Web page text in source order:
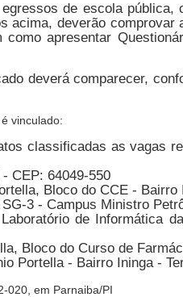
de escola
deverão
apresentar
deverá comparecer,
vinculado:
classificadas as vagas
CEP: 64049-550
Bloco do CCE - Bairro
3 - Campus Ministro
de Informática
Bloco do Curso de
Portella - Bairro Ininga -
020, em Parnaiba/PI